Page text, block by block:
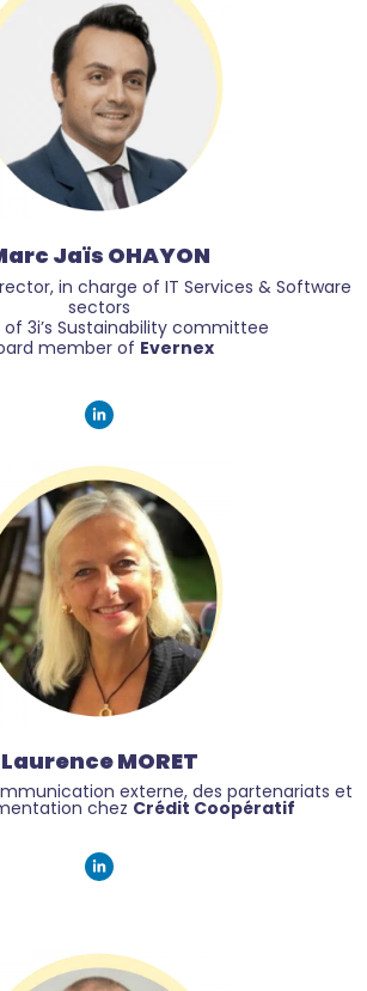
Jaïs OHAYON
in charge of IT Services & Software
sectors
3i’s Sustainability committee
member of Evernex
Laurence MORET
externe, des partenariats et
chez Crédit Coopératif